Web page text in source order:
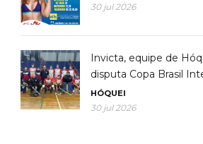
30 jul 2026
Invicta, equipe de
disputa Copa Brasil
HÓQUEI
30 jul 2026